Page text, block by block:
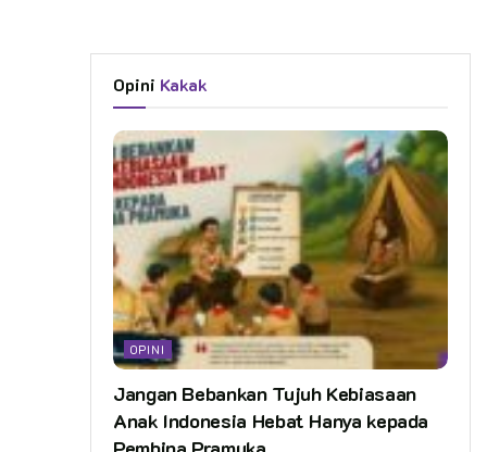
Opini Kakak
OPINI
Jangan Bebankan Tujuh Kebiasaan
Anak Indonesia Hebat Hanya kepada